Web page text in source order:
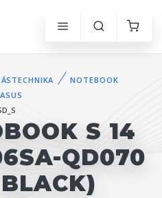
NOTEBOOK
ASUS
S 14
QD070